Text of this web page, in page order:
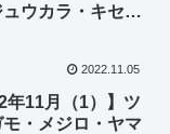
ウカラ・キセキ
2022.11.05
年11月（1）】ツ
・メジロ・ヤマ